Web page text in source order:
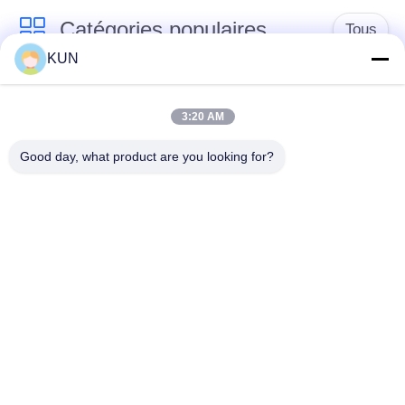
Catégories populaires Tous
pièces de machine
Pièces d'atmosphère
de NCR
Pièces d'atmosphère
Pièces d'atmosphère
KUN
3:20 AM
Good day, what product are you looking for?